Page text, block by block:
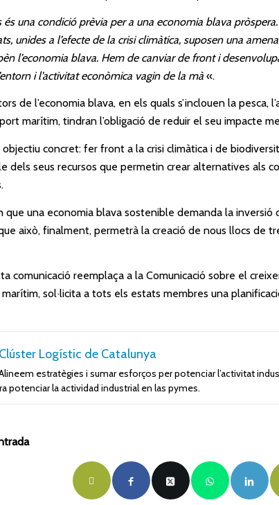
és una condició prèvia per a una economia blava
unides a l’efecte de la crisi climàtica, suposen una
l’economia blava. Hem de canviar de front i
i l’activitat econòmica vagin de la mà «.
de l’economia blava, en els quals s’inclouen la pesca,
marítim, tindran l’obligació de reduir el seu impacte
objectiu concret: fer front a la crisi climàtica i de
dels seus recursos que permetin crear alternatives als
que una economia blava sostenible demanda la
això, finalment, permetrà la creació de nous llocs de
comunicació reemplaça a la Comunicació sobre el
marítim, sol·licita a tots els estats membres una
Clúster Logístic de Catalunya
estratègies i sumar esforços per potenciar l’activitat
potenciar la actividad industrial en las pymes.